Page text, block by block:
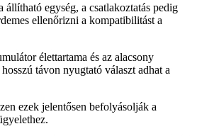
egység, a csatlakoztatás pedig
ellenőrizni a kompatibilitást a
élettartama és az alacsony
távon nyugtató választ adhat a
ezek jelentősen befolyásolják a